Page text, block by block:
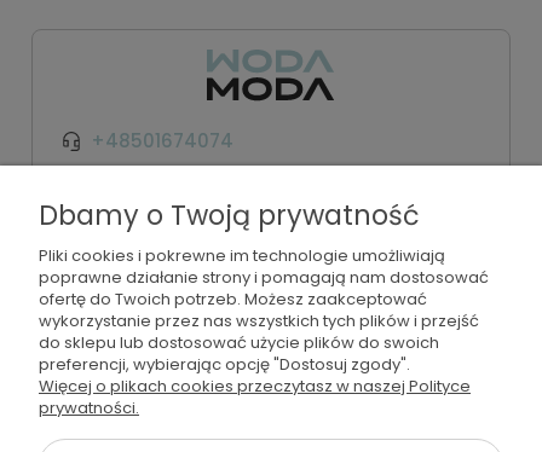
+48501674074
Moje konto
Regulamin i polityka
Płatności i dostawa
Dbamy o Twoją prywatność
Pliki cookies i pokrewne im technologie umożliwiają
poprawne działanie strony i pomagają nam dostosować
ofertę do Twoich potrzeb. Możesz zaakceptować
wykorzystanie przez nas wszystkich tych plików i przejść
do sklepu lub dostosować użycie plików do swoich
preferencji, wybierając opcję "Dostosuj zgody".
Więcej o plikach cookies przeczytasz w naszej Polityce
prywatności.